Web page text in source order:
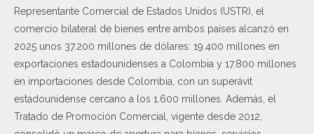
Representante Comercial de Estados Unidos (USTR), el
comercio bilateral de bienes entre ambos países alcanzó en
2025 unos 37.200 millones de dólares: 19.400 millones en
exportaciones estadounidenses a Colombia y 17.800 millones
en importaciones desde Colombia, con un superávit
estadounidense cercano a los 1.600 millones. Además, el
Tratado de Promoción Comercial, vigente desde 2012,